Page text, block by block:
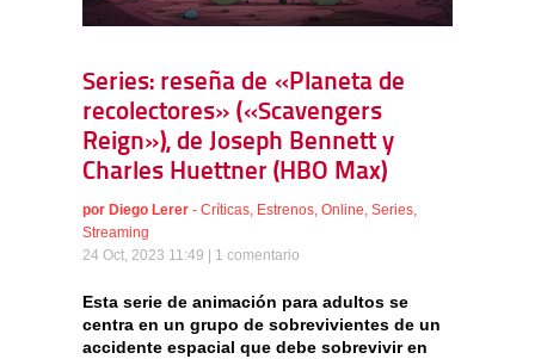
Series: reseña de «Planeta de
recolectores» («Scavengers
Reign»), de Joseph Bennett y
Charles Huettner (HBO Max)
por Diego Lerer - Críticas, Estrenos, Online, Series,
Streaming
24 Oct, 2023 11:49 | 1 comentario
Esta serie de animación para adultos se
centra en un grupo de sobrevivientes de un
accidente espacial que debe sobrevivir en